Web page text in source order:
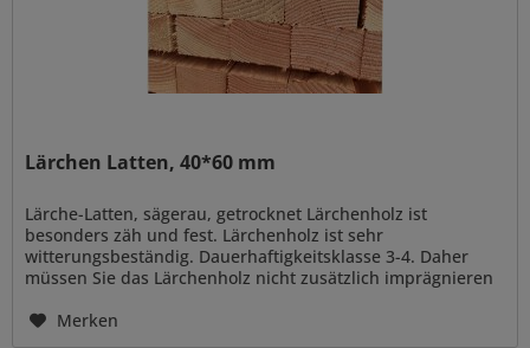
Lärchen Latten, 40*60 mm
Lärche-Latten, sägerau, getrocknet Lärchenholz ist
besonders zäh und fest. Lärchenholz ist sehr
witterungsbeständig. Dauerhaftigkeitsklasse 3-4. Daher
müssen Sie das Lärchenholz nicht zusätzlich imprägnieren
Merken